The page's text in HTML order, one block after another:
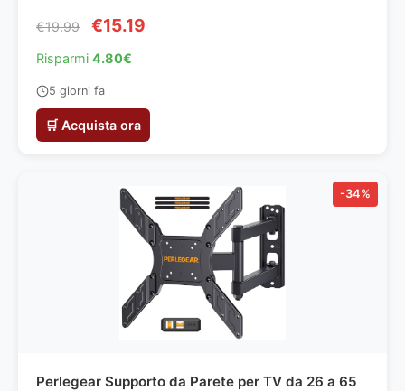
€19.99 €15.19
Risparmi 4.80€
5 giorni fa
🛒 Acquista ora
-34%
Perlegear Supporto da Parete per TV da 26 a 65